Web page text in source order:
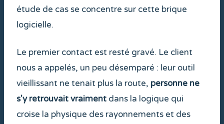
étude de cas se concentre sur cette brique
logicielle.
Le premier contact est resté gravé. Le client
nous a appelés, un peu désemparé : leur outil
vieillissant ne tenait plus la route, personne ne
s'y retrouvait vraiment dans la logique qui
croise la physique des rayonnements et des